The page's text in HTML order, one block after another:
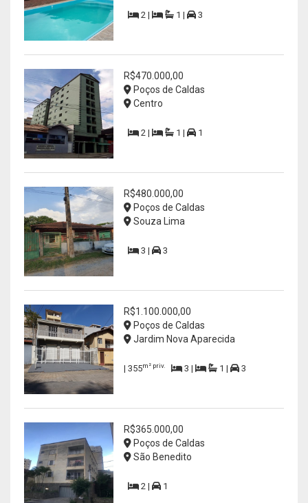
2 | 1 | 3
R$470.000,00
Poços de Caldas
Centro
2 | 1 | 1
R$480.000,00
Poços de Caldas
Souza Lima
3 | 3
R$1.100.000,00
Poços de Caldas
Jardim Nova Aparecida
| 355m² priv. 3 | 1 | 3
R$365.000,00
Poços de Caldas
São Benedito
2 | 1